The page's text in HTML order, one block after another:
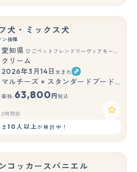
犬・ミックス犬
ン接種
もっと見る
愛知県 ひごペットフレンドリーヴィアモール アピタ江南西店
クリーム
2026年3月14日 生まれ
マルチーズ × スタンダードプードル
価格: 63,800 円 税込
2時間前
10人以上が検討中！
コッカースパニエル